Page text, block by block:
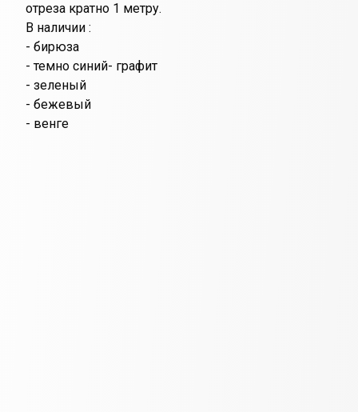
отреза кратно 1 метру.
В наличии :
- бирюза
- темно синий- графит
- зеленый
- бежевый
- венге